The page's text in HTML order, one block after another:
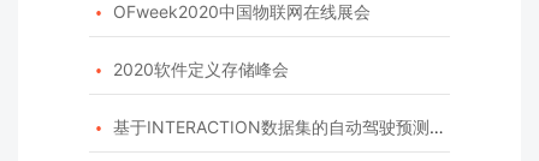
 OFweek2020中国物联网在线展会
 2020软件定义存储峰会
 基于INTERACTION数据集的自动驾驶预测模型挑战赛